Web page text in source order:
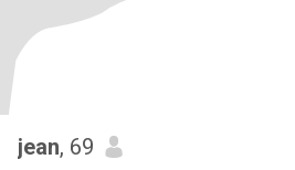
jean, 69